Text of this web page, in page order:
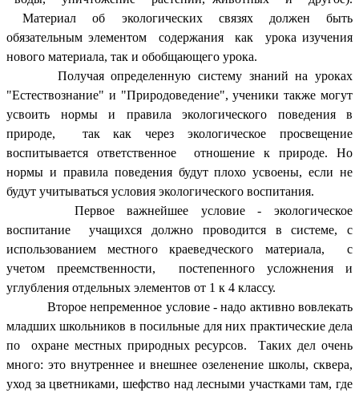
Материал об экологических связях должен быть
обязательным элементом содержания как урока изучения
нового материала, так и обобщающего урока.
Получая определенную систему знаний на уроках
"Естествознание" и "Природоведение", ученики также могут
усвоить нормы и правила экологического поведения в
природе, так как через экологическое просвещение
воспитывается ответственное отношение к природе. Но
нормы и правила поведения будут плохо усвоены, если не
будут учитываться условия экологического воспитания.
Первое важнейшее условие - экологическое
воспитание учащихся должно проводится в системе, с
использованием местного краеведческого материала, с
учетом преемственности, постепенного усложнения и
углубления отдельных элементов от 1 к 4 классу.
Второе непременное условие - надо активно вовлекать
младших школьников в посильные для них практические дела
по охране местных природных ресурсов. Таких дел очень
много: это внутреннее и внешнее озеленение школы, сквера,
уход за цветниками, шефство над лесными участками там, где